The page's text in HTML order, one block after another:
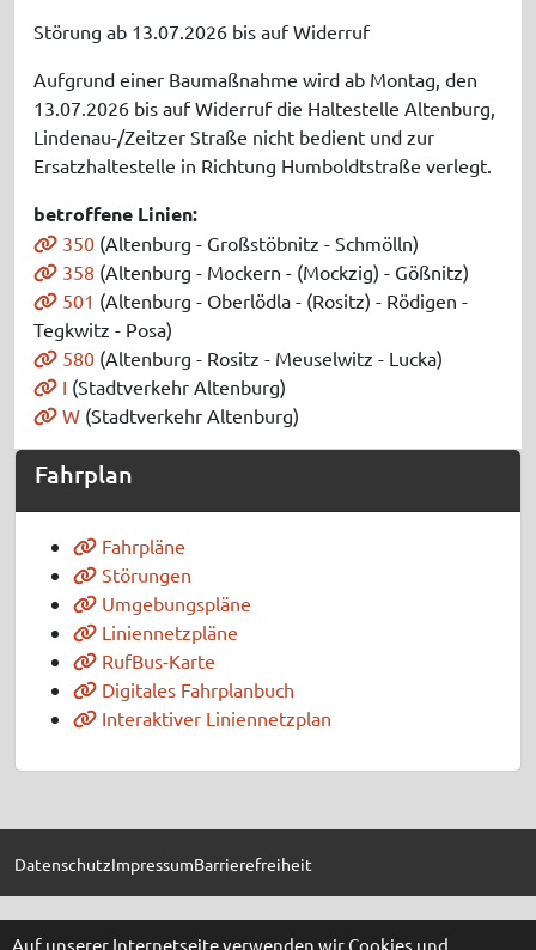
Störung ab 13.07.2026 bis auf Widerruf
Aufgrund einer Baumaßnahme wird ab Montag, den
13.07.2026 bis auf Widerruf die Haltestelle Altenburg,
Lindenau-/Zeitzer Straße nicht bedient und zur
Ersatzhaltestelle in Richtung Humboldtstraße verlegt.
betroffene Linien:
350 (Altenburg - Großstöbnitz - Schmölln)
358 (Altenburg - Mockern - (Mockzig) - Gößnitz)
501 (Altenburg - Oberlödla - (Rositz) - Rödigen -
Tegkwitz - Posa)
580 (Altenburg - Rositz - Meuselwitz - Lucka)
I (Stadtverkehr Altenburg)
W (Stadtverkehr Altenburg)
Fahrplan
Fahrpläne
Störungen
Umgebungspläne
Liniennetzpläne
RufBus-Karte
Digitales Fahrplanbuch
Interaktiver Liniennetzplan
DatenschutzImpressumBarrierefreiheit
Auf unserer Internetseite verwenden wir Cookies und